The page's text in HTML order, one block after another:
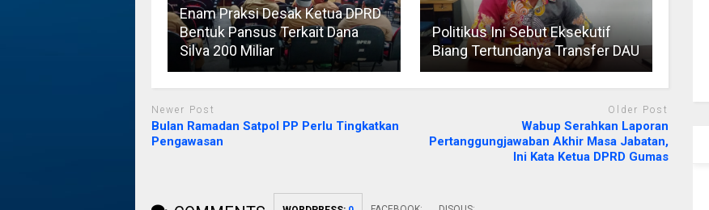
Enam Praksi Desak Ketua DPRD
Bentuk Pansus Terkait Dana
Silva 200 Miliar
Politikus Ini Sebut Eksekutif
Biang Tertundanya Transfer DAU
Newer Post
Bulan Ramadan Satpol PP Perlu Tingkatkan
Pengawasan
Older Post
Wabup Serahkan Laporan
Pertanggungjawaban Akhir Masa Jabatan,
Ini Kata Ketua DPRD Gumas